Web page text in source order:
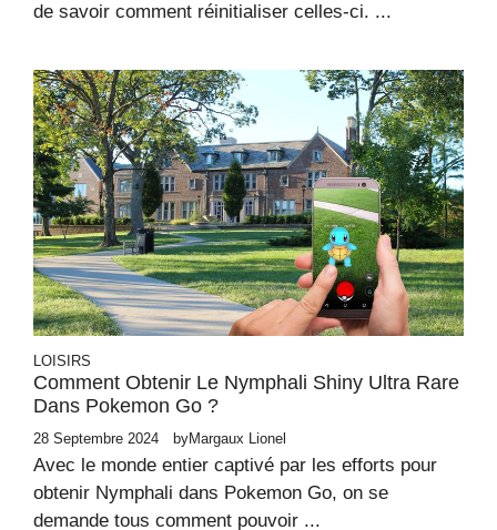
de savoir comment réinitialiser celles-ci. ...
LOISIRS
Comment Obtenir Le Nymphali Shiny Ultra Rare
Dans Pokemon Go ?
28 Septembre 2024 byMargaux Lionel
Avec le monde entier captivé par les efforts pour
obtenir Nymphali dans Pokemon Go, on se
demande tous comment pouvoir ...